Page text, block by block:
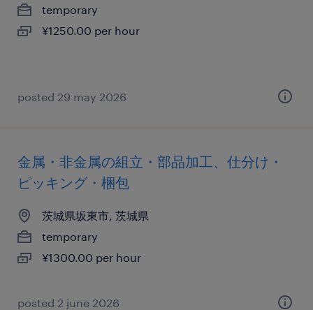
temporary
¥1250.00 per hour
posted 29 may 2026
金属・非金属の組立・部品加工、仕分け・
ピッキング・梱包
茨城県坂東市, 茨城県
temporary
¥1300.00 per hour
posted 2 june 2026